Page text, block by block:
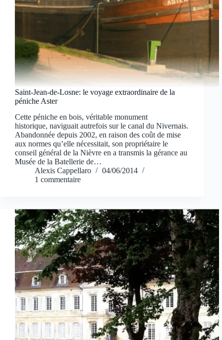
Saint-Jean-de-Losne: le voyage extraordinaire de la
péniche Aster
Cette péniche en bois, véritable monument
historique, naviguait autrefois sur le canal du Nivernais.
Abandonnée depuis 2002, en raison des coût de mise
aux normes qu’elle nécessitait, son propriétaire le
conseil général de la Nièvre en a transmis la gérance au
Musée de la Batellerie de…
Alexis Cappellaro
04/06/2014
1 commentaire